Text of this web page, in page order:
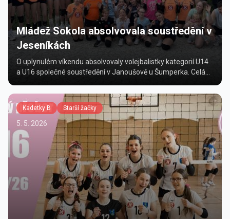
Mládež Sokola absolvovala soustředění v
Jeseníkách
O uplynulém víkendu absolvovaly volejbalistky kategorií U14
a U16 společné soustředění v Janoušově u Šumperka. Celá
Kadetky B Starší žačky
5. 5. 2026